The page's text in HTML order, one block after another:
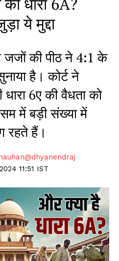
ये मुद्दा
जजों की पीठ ने 4:1 के
है। कोर्ट ने
6ए की वैधता को
में बड़ी संख्या में
रहते हैं।
@dhyanendraj
11:51 IST